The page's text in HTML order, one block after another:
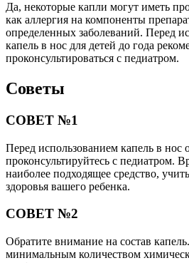
Да, некоторые капли могут иметь
как аллергия на компоненты
определенных заболеваний. Перед
капель в нос для детей до года
проконсультироваться с педиатром.
Советы
СОВЕТ №1
Перед использованием капель в нос
проконсультируйтесь с педиатром.
наиболее подходящее средство,
здоровья вашего ребенка.
СОВЕТ №2
Обратите внимание на состав
минимальным количеством